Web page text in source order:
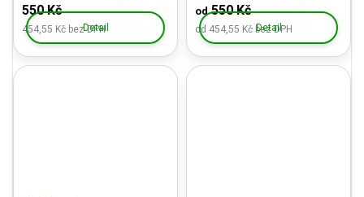
454,55 Kč bez DPH
550 Kč
Detail od 454,55 Kč bez DPH
od550 Kč
Detail